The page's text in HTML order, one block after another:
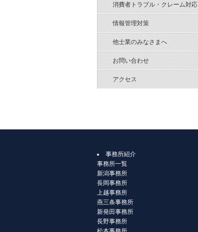
消費者トラブル・クレーム対応
情報管理対策
他士業のみなさまへ
お問い合わせ
アクセス
事務所紹介
事務所一覧
新潟事務所
長岡事務所
上越事務所
燕三条事務所
新発田事務所
長野事務所